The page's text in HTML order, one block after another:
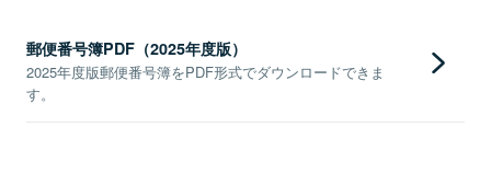
郵便番号簿PDF（2025年度版）
2025年度版郵便番号簿をPDF形式でダウンロードできま
す。